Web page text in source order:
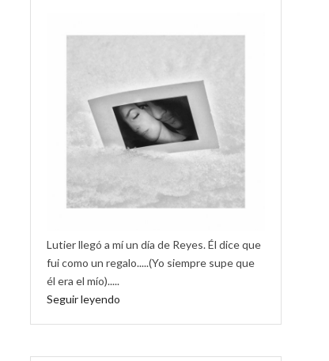
Lutier llegó a mí un día de Reyes. Él dice que
fui como un regalo.....(Yo siempre supe que
él era el mío).....
Seguir leyendo